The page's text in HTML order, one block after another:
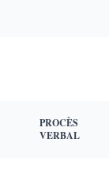
PROCÈS
VERBAL